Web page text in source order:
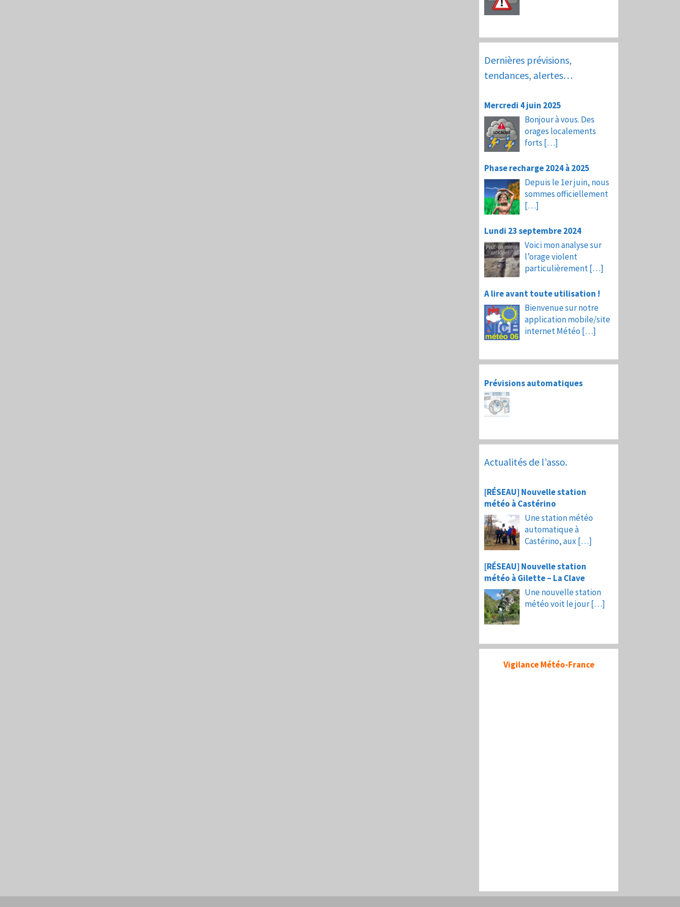
Dernières prévisions,
tendances, alertes…
Mercredi 4 juin 2025
Bonjour à vous. Des
orages localements
forts […]
Phase recharge 2024 à 2025
Depuis le 1er juin, nous
sommes officiellement
[…]
Lundi 23 septembre 2024
Voici mon analyse sur
l’orage violent
particulièrement[…]
A lire avant toute utilisation !
Bienvenue sur notre
application mobile/site
internet Météo […]
Prévisions automatiques
Actualités de l’asso.
[RÉSEAU] Nouvelle station
météo à Castérino
Une station météo
automatique à
Castérino, aux […]
[RÉSEAU] Nouvelle station
météo à Gilette – La Clave
Une nouvelle station
météo voit le jour[…]
Vigilance Météo-France